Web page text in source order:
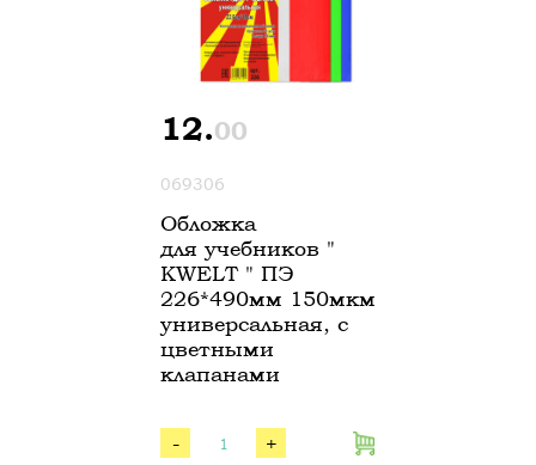
12.00
069306
Обложка
для учебников "
KWELT " ПЭ
226*490мм 150мкм
универсальная, с
цветными
клапанами
- +